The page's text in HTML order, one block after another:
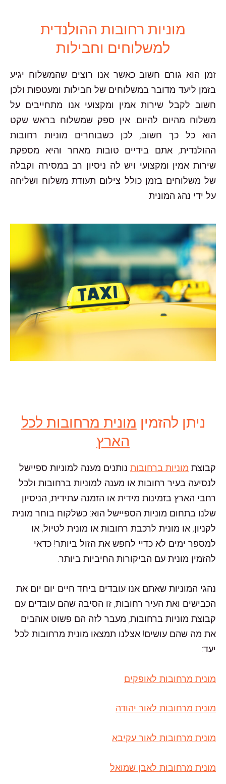
מוניות רחובות ההולנדית
למשלוחים וחבילות
זמן הוא גורם חשוב כאשר אנו רוצים שהמשלוח יגיע
בזמן ליעד מדובר במשלוחים של חבילות ומעטפות ולכן
חשוב לקבל שירות אמין ומקצועי אנו מתחייבים על
משלוח מהיום להיום. אין ספק שמשלוח בראש שקט
הוא כל כך חשוב, לכן כשבוחרים מוניות רחובות
ההולנדית, אתם בידיים טובות מאחר והיא מספקת
שירות אמין ומקצועי ויש לה ניסיון רב במסירה וקבלה
של משלוחים בזמן כולל צילום תעודת משלוח ושליחה
על ידי נהג המונית.
ניתן להזמין מונית מרחובות לכל
הארץ
קבוצת מוניות ברחובות נותנים מענה למוניות ספיישל
לנסיעה בעיר רחובות או מענה למוניות ברחובות ולכל
רחבי הארץ בזמינות מידית או הזמנה עתידית, הניסיון
שלנו בתחום מוניות הספיישל הוא: כשלקוח בוחר מונית
לקניון, או מונית לרכבת רחובות או מונית לטיול, או
למספר ימים לא כדיי לחפש את הזול ביותר! כדאי
להזמין מונית עם הביקורות החיביות ביותר.
נהגי המוניות שאתם אנו עובדים ביחד חיים יום יום את
הכבישים ואת העיר רחובות, זו הסיבה שהם עובדים עם
קבוצת מוניות ברחובות, מעבר לזה הם פשוט אוהבים
את מה שהם עושים! אצלנו תמצאו מונית מרחובות לכל
יעד:
מונית מרחובות לאופקים
מונית מרחובות לאור יהודה
מונית מרחובות לאור עקיבא
מונית מרחובות לאבן שמואל